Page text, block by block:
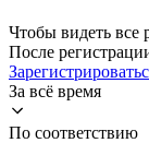
Чтобы видеть все
После
За всё время
По соответствию